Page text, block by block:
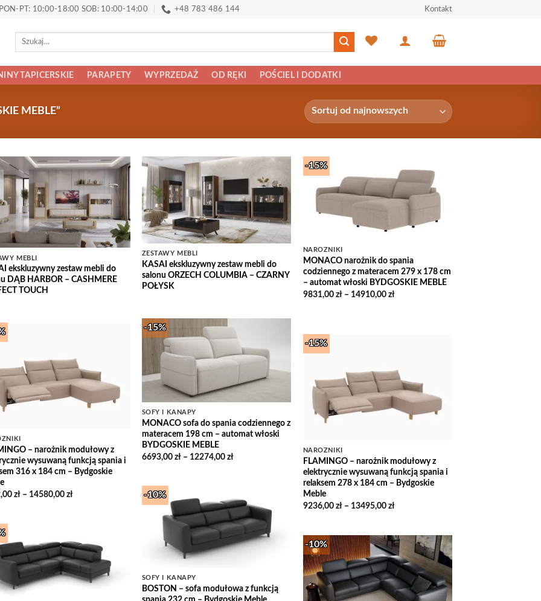
PON-PT: 10:00-18:00 SOB: 10:00-14:00 +48 783 486 144 Kontakt
Szukaj:
TAPICERSKIE PARAPETY WYPRZEDAŻ OD RĘKI POŚCIEL I DODATKI
MEBLE”
Add to
Wishlist
MEBLI
ekskluzywny zestaw mebli do
DĄB HARBOR – CASHMERE
TOUCH
Add to
Wishlist
ZESTAWY MEBLI
KASAI ekskluzywny zestaw mebli do
salonu ORZECH COLUMBIA – CZARNY
POŁYSK
-15%
Add to
Wishlist
NAROŻNIKI
MONACO narożnik do spania
codziennego z materacem 279 x 178 cm
– automat włoski BYDGOSKIE MEBLE
9831,00 zł – 14910,00 złZakres
-15%
Add to
Wishlist
SOFY I KANAPY
MONACO sofa do spania codziennego z
materacem 198 cm – automat włoski
BYDGOSKIE MEBLE
6693,00 zł – 12274,00 złZakres
12274,00 zł
– narożnik modułowy z
wysuwaną funkcją spania i
316 x 184 cm – Bydgoskie
zł – 14580,00 złZakres
-15%
NAROŻNIKI
FLAMINGO – narożnik modułowy z
elektrycznie wysuwaną funkcją spania i
relaksem 278 x 184 cm – Bydgoskie
Meble
9236,00 zł – 13495,00 złZakres
do
13495,00 zł
-10%
Add to
Wishlist
SOFY I KANAPY
BOSTON – sofa modułowa z funkcją
Add to
Wishlist
-10%
Add to
Wishlist